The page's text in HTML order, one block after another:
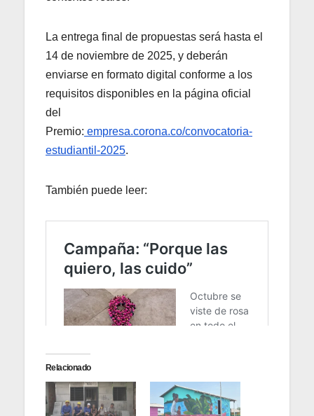
La entrega final de propuestas será hasta el
14 de noviembre de 2025, y deberán
enviarse en formato digital conforme a los
requisitos disponibles en la página oficial
del
Premio: empresa.corona.co/convocatoria-
estudiantil-2025.
También puede leer:
Relacionado